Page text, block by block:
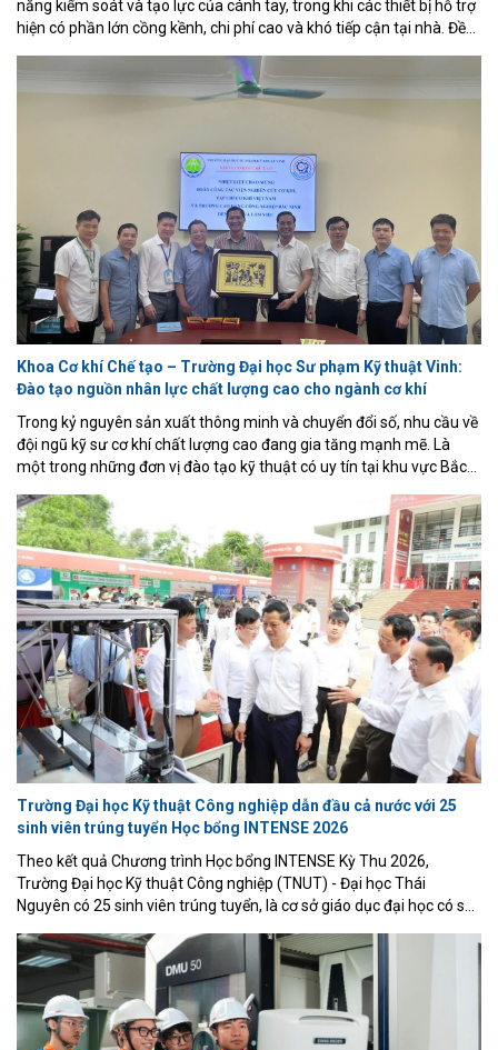
năng kiểm soát và tạo lực của cánh tay, trong khi các thiết bị hỗ trợ
hiện có phần lớn cồng kềnh, chi phí cao và khó tiếp cận tại nhà. Đề
hỗ trợ vận động chi phí thấp cho bệnh nhân bại não, sử dụng cảm
biến lực (loadcell + HX711), biến trở đo góc khớp, vi điều khiển
Khoa Cơ khí Chế tạo – Trường Đại học Sư phạm Kỹ thuật Vinh:
Đào tạo nguồn nhân lực chất lượng cao cho ngành cơ khí
Trong kỷ nguyên sản xuất thông minh và chuyển đổi số, nhu cầu về
đội ngũ kỹ sư cơ khí chất lượng cao đang gia tăng mạnh mẽ. Là
một trong những đơn vị đào tạo kỹ thuật có uy tín tại khu vực Bắc
Vinh đang từng bước khẳng định vị thế thông qua mô hình đào tạo
gắn với doanh nghiệp, nghiên cứu ứng dụng và đổi mới sáng tạo.
Trường Đại học Kỹ thuật Công nghiệp dẫn đầu cả nước với 25
sinh viên trúng tuyển Học bổng INTENSE 2026
Theo kết quả Chương trình Học bổng INTENSE Kỳ Thu 2026,
Trường Đại học Kỹ thuật Công nghiệp (TNUT) - Đại học Thái
Nguyên có 25 sinh viên trúng tuyển, là cơ sở giáo dục đại học có số
Việt Nam nhận học bổng năm nay.